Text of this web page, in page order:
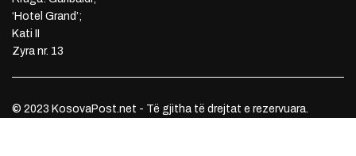
‘Hotel Grand’;
Kati II
Zyra nr. 13
© 2023 KosovaPost.net - Të gjitha të drejtat e rezervuara.